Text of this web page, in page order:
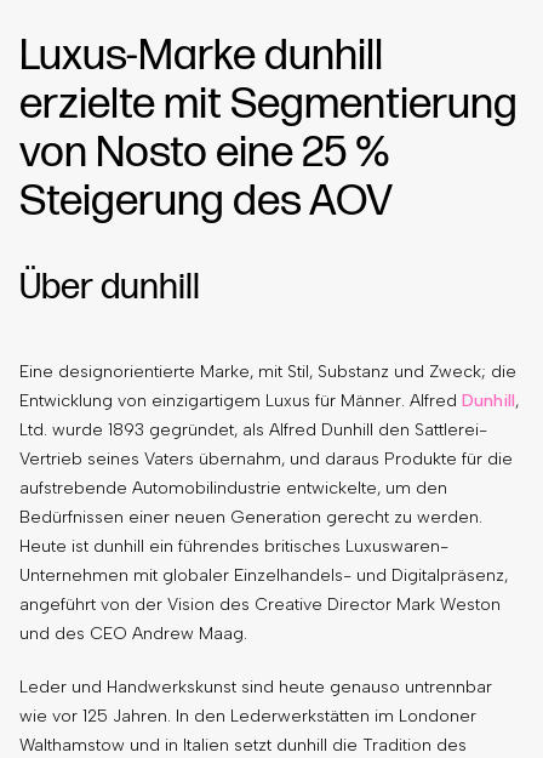
Luxus-Marke dunhill
erzielte mit Segmentierung
von Nosto eine 25 %
Steigerung des AOV
Über dunhill
Eine designorientierte Marke, mit Stil, Substanz und Zweck; die
Entwicklung von einzigartigem Luxus für Männer. Alfred Dunhill,
Ltd. wurde 1893 gegründet, als Alfred Dunhill den Sattlerei-
Vertrieb seines Vaters übernahm, und daraus Produkte für die
aufstrebende Automobilindustrie entwickelte, um den
Bedürfnissen einer neuen Generation gerecht zu werden.
Heute ist dunhill ein führendes britisches Luxuswaren-
Unternehmen mit globaler Einzelhandels- und Digitalpräsenz,
angeführt von der Vision des Creative Director Mark Weston
und des CEO Andrew Maag.
Leder und Handwerkskunst sind heute genauso untrennbar
wie vor 125 Jahren. In den Lederwerkstätten im Londoner
Walthamstow und in Italien setzt dunhill die Tradition des